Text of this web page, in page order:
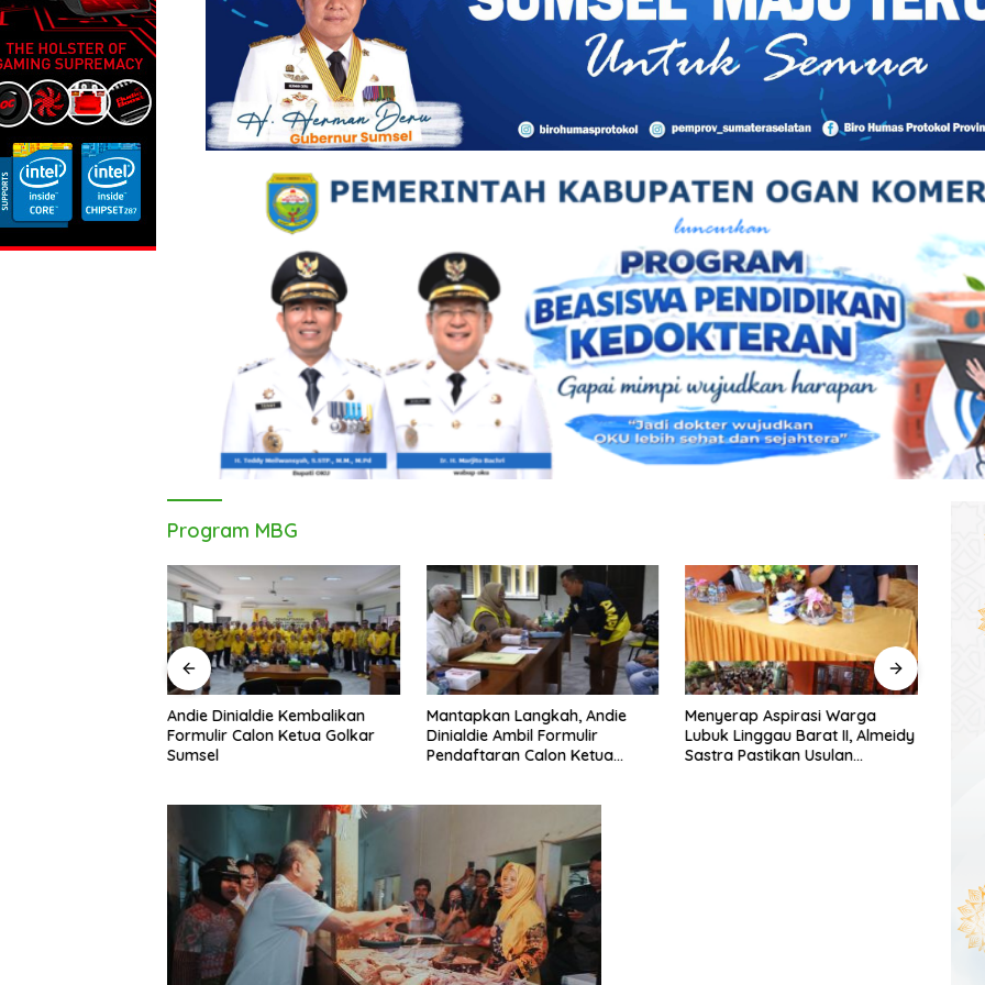
Program MBG
Andie Dinialdie Kembalikan
Formulir Calon Ketua Golkar
Sumsel
Mantapkan Langkah, Andie
Dinialdie Ambil Formulir
Pendaftaran Calon Ketua
Menyerap Aspirasi Warga
Lubuk Linggau Barat II, Almeidy
Sastra Pastikan Usulan